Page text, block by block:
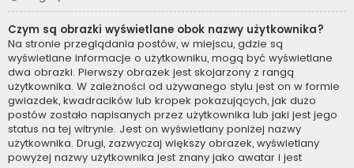
Czym są obrazki wyświetlane obok nazwy użytkownika?
Na stronie przeglądania postów, w miejscu, gdzie są
wyświetlane informacje o użytkowniku, mogą być wyświetlane
dwa obrazki. Pierwszy obrazek jest skojarzony z rangą
użytkownika. W zależności od używanego stylu jest on w formie
gwiazdek, kwadracików lub kropek pokazujących, jak dużo
postów zostało napisanych przez użytkownika lub jaki jest jego
status na tej witrynie. Jest on wyświetlany poniżej nazwy
użytkownika. Drugi, zazwyczaj większy obrazek, wyświetlany
powyżej nazwy użytkownika jest znany jako awatar i jest